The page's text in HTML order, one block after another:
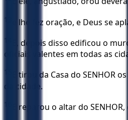
13 e lhe fez oração, e Deus se
14
E, depois disso edificou o
oficiais valentes em todas as
15
E tirou da Casa do
da cidade.
16 E reparou o altar do